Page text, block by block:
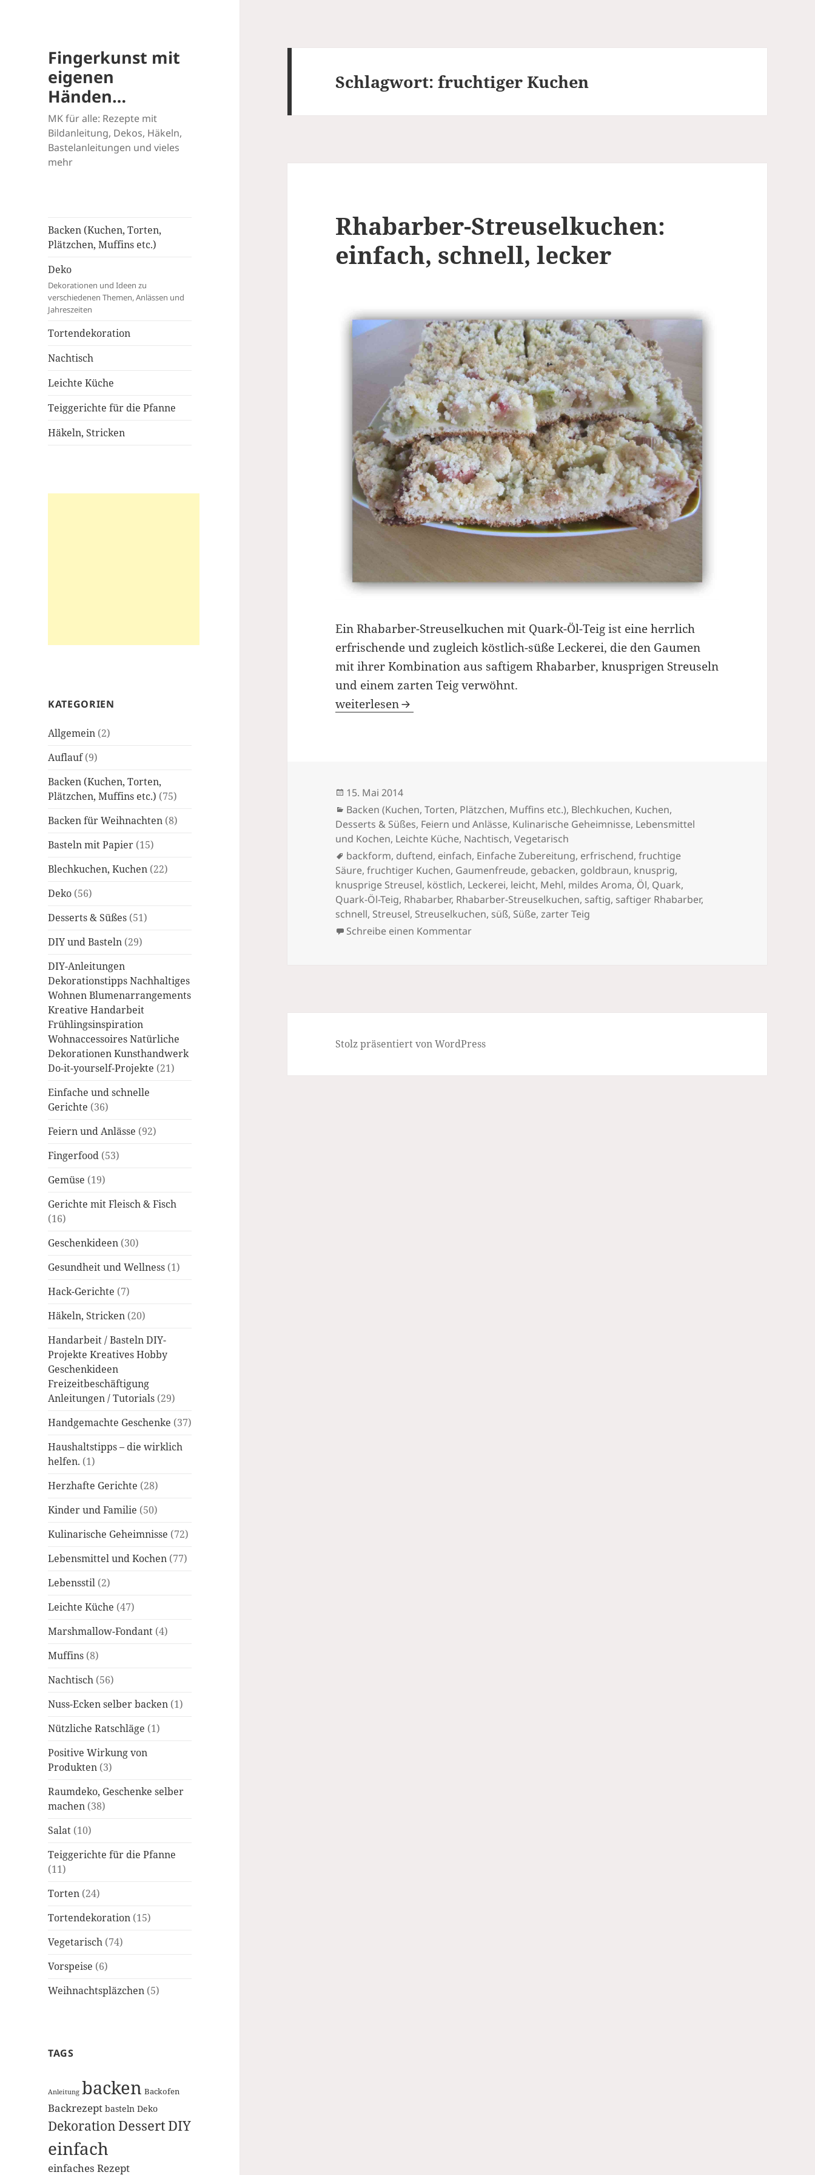
Fingerkunst mit
eigenen
Händen…
MK für alle: Rezepte mit
Bildanleitung, Dekos, Häkeln,
Bastelanleitungen und vieles
mehr
Backen (Kuchen, Torten,
Plätzchen, Muffins etc.)
Deko
Dekorationen und Ideen zu
verschiedenen Themen, Anlässen und
Jahreszeiten
Tortendekoration
Nachtisch
Leichte Küche
Teiggerichte für die Pfanne
Häkeln, Stricken
KATEGORIEN
Allgemein (2)
Auflauf(9)
Backen (Kuchen, Torten,
Plätzchen, Muffins etc.) (75)
Backen für Weihnachten (8)
Basteln mit Papier (15)
Blechkuchen, Kuchen (22)
Deko (56)
Desserts & Süßes (51)
DIY und Basteln (29)
DIY-Anleitungen
Dekorationstipps Nachhaltiges
Wohnen Blumenarrangements
Kreative Handarbeit
Frühlingsinspiration
Wohnaccessoires Natürliche
Dekorationen Kunsthandwerk
Do-it-yourself-Projekte (21)
Einfache und schnelle
Gerichte (36)
Feiern und Anlässe (92)
Fingerfood (53)
Gemüse (19)
Gerichte mit Fleisch & Fisch
(16)
Geschenkideen (30)
Gesundheit und Wellness (1)
Hack-Gerichte (7)
Häkeln, Stricken (20)
Handarbeit / Basteln DIY-
Projekte Kreatives Hobby
Geschenkideen
Freizeitbeschäftigung
Anleitungen / Tutorials (29)
Handgemachte Geschenke (37)
Haushaltstipps – die wirklich
helfen. (1)
Herzhafte Gerichte (28)
Kinder und Familie (50)
Kulinarische Geheimnisse (72)
Lebensmittel und Kochen (77)
Lebensstil (2)
Leichte Küche (47)
Marshmallow-Fondant (4)
Muffins (8)
Nachtisch (56)
Nuss-Ecken selber backen (1)
Nützliche Ratschläge (1)
Positive Wirkung von
Produkten (3)
Raumdeko, Geschenke selber
machen (38)
Salat (10)
Teiggerichte für die Pfanne
(11)
Torten (24)
Tortendekoration (15)
Vegetarisch (74)
Vorspeise (6)
Weihnachtspläzchen (5)
TAGS
Anleitung backen Backofen
Backrezept basteln Deko
DekorationDessertDIY
einfach
einfaches Rezept
Schlagwort:fruchtiger Kuchen
Rhabarber-Streuselkuchen:
einfach, schnell, lecker
Ein Rhabarber-Streuselkuchen mit Quark-Öl-Teig ist eine herrlich
erfrischende und zugleich köstlich-süße Leckerei, die den Gaumen
mit ihrer Kombination aus saftigem Rhabarber, knusprigen Streuseln
und einem zarten Teig verwöhnt.
Rhabarber-Streuselkuchen: einfach, schnell, lecker
weiterlesen
Veröffentlicht
am
15. Mai 2014
Kategorien
Backen (Kuchen, Torten, Plätzchen, Muffins etc.), Blechkuchen, Kuchen,
Desserts & Süßes, Feiern und Anlässe, Kulinarische Geheimnisse, Lebensmittel
und Kochen, Leichte Küche, Nachtisch,Vegetarisch
Schlagwörter
backform, duftend, einfach, Einfache Zubereitung, erfrischend,fruchtige
Säure,fruchtiger Kuchen, Gaumenfreude, gebacken, goldbraun, knusprig,
knusprige Streusel, köstlich, Leckerei, leicht, Mehl, mildes Aroma, Öl, Quark,
Quark-Öl-Teig, Rhabarber, Rhabarber-Streuselkuchen, saftig, saftiger Rhabarber,
schnell, Streusel, Streuselkuchen, süß, Süße,zarter Teig
Schreibe einen Kommentarzu Rhabarber-Streuselkuchen: einfach, schnell, lecker
Stolz präsentiert von WordPress